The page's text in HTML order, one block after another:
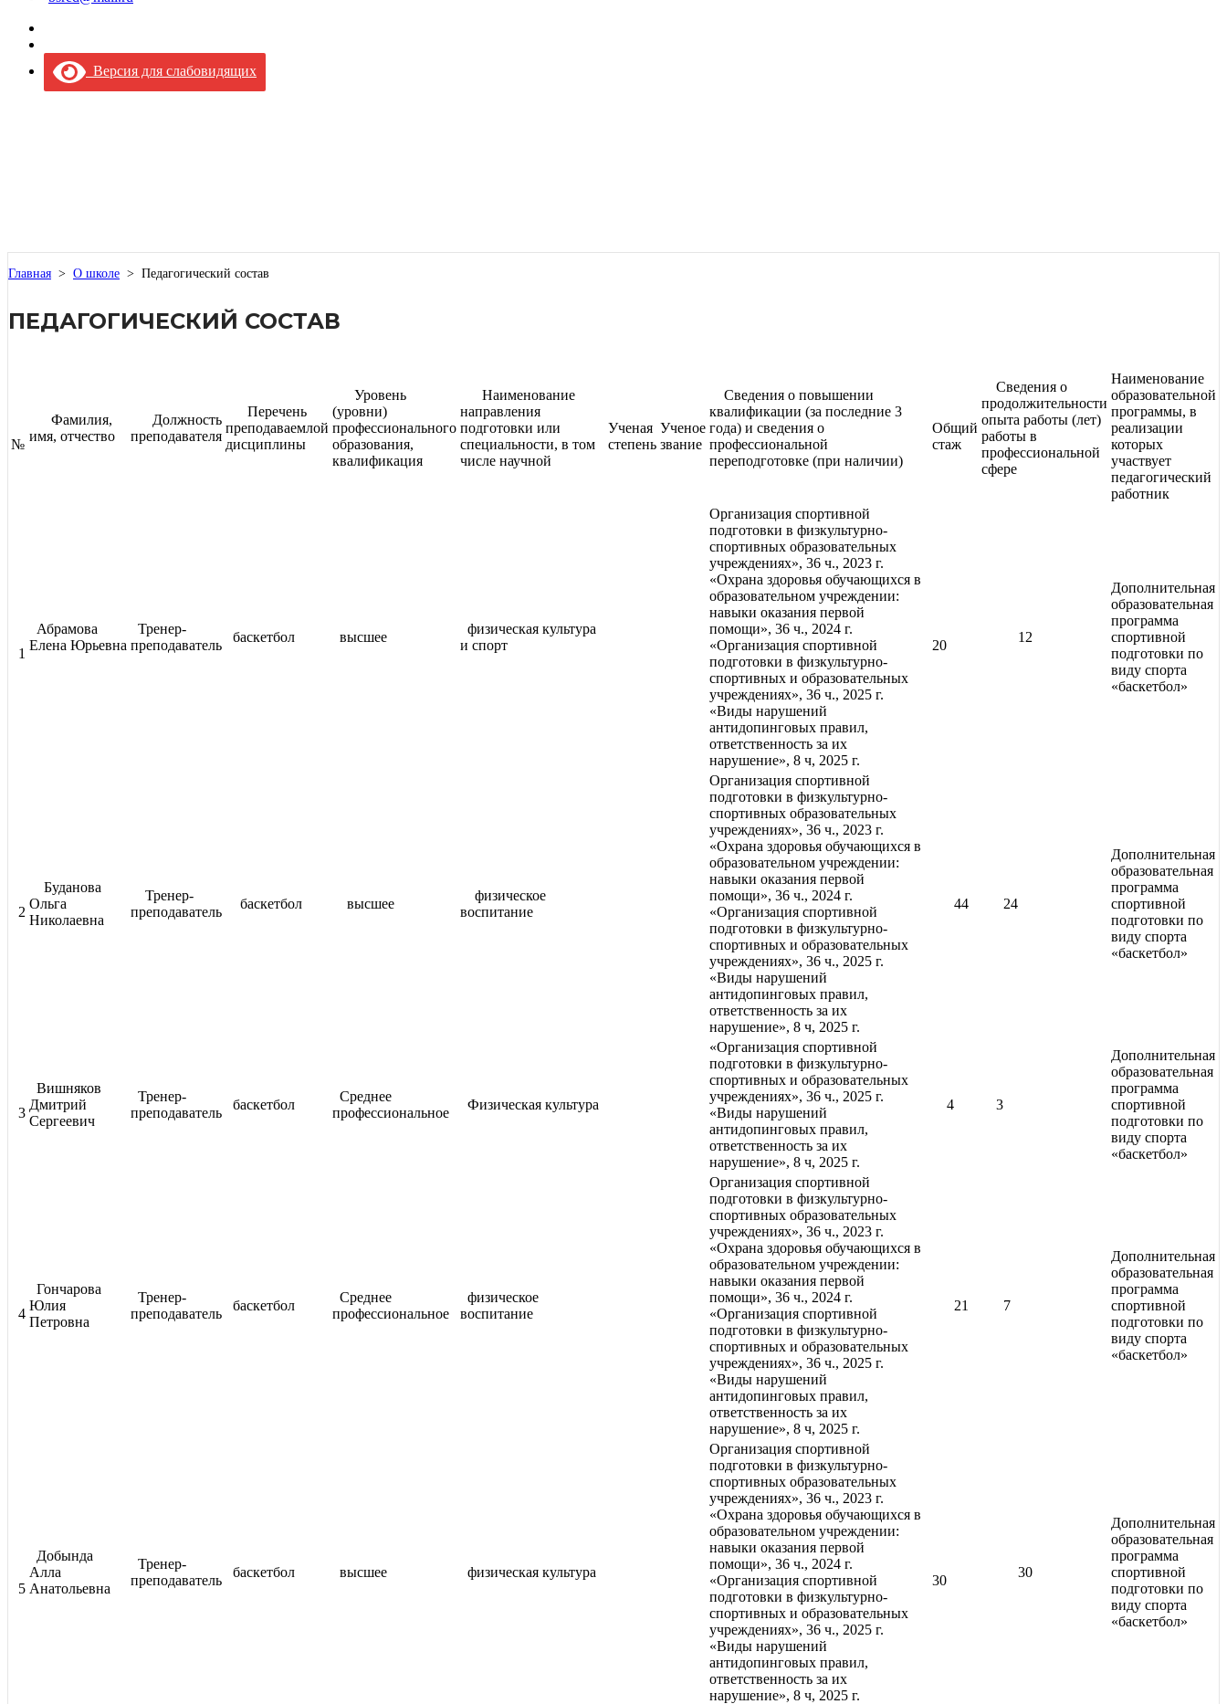
Версия для слабовидящих
Главная > О школе > Педагогический состав
ПЕДАГОГИЧЕСКИЙ СОСТАВ
№
Фамилия,
имя, отчество
Должность
преподавателя
Перечень
преподаваемлой
дисциплины
Уровень
(уровни)
профессионального
образования,
квалификация
Наименование
направления
подготовки или
специальности, в том
числе научной
Ученая
степень
Ученое
звание
Сведения о повышении
квалификации (за последние 3
года) и сведения о
профессиональной
переподготовке (при наличии)
Общий
стаж
Сведения о
продолжительности
опыта работы (лет)
работы в
профессиональной
сфере
Наименование
образовательной
программы, в
реализации
которых
участвует
педагогический
работник
1
Абрамова
Елена Юрьевна
Тренер-
преподаватель
баскетбол высшее
физическая культура
и спорт
Организация спортивной
подготовки в физкультурно-
спортивных образовательных
учреждениях», 36 ч., 2023 г.
«Охрана здоровья обучающихся в
образовательном учреждении:
навыки оказания первой
помощи», 36 ч., 2024 г.
«Организация спортивной
подготовки в физкультурно-
спортивных и образовательных
учреждениях», 36 ч., 2025 г.
«Виды нарушений
антидопинговых правил,
ответственность за их
нарушение», 8 ч, 2025 г.
20
12
Дополнительная
образовательная
программа
спортивной
подготовки по
виду спорта
«баскетбол»
2
Буданова
Ольга
Николаевна
Тренер-
преподаватель
баскетбол высшее
физическое
воспитание
Организация спортивной
подготовки в физкультурно-
спортивных образовательных
учреждениях», 36 ч., 2023 г.
«Охрана здоровья обучающихся в
образовательном учреждении:
навыки оказания первой
помощи», 36 ч., 2024 г.
«Организация спортивной
подготовки в физкультурно-
спортивных и образовательных
учреждениях», 36 ч., 2025 г.
«Виды нарушений
антидопинговых правил,
ответственность за их
нарушение», 8 ч, 2025 г.
44 24
Дополнительная
образовательная
программа
спортивной
подготовки по
виду спорта
«баскетбол»
3
Вишняков
Дмитрий
Сергеевич
Тренер-
преподаватель
баскетбол
Среднее
профессиональное
Физическая культура
«Организация спортивной
подготовки в физкультурно-
спортивных и образовательных
учреждениях», 36 ч., 2025 г.
«Виды нарушений
антидопинговых правил,
ответственность за их
нарушение», 8 ч, 2025 г.
4 3
Дополнительная
образовательная
программа
спортивной
подготовки по
виду спорта
«баскетбол»
4
Гончарова
Юлия
Петровна
Тренер-
преподаватель
баскетбол
Среднее
профессиональное
физическое
воспитание
Организация спортивной
подготовки в физкультурно-
спортивных образовательных
учреждениях», 36 ч., 2023 г.
«Охрана здоровья обучающихся в
образовательном учреждении:
навыки оказания первой
помощи», 36 ч., 2024 г.
«Организация спортивной
подготовки в физкультурно-
спортивных и образовательных
учреждениях», 36 ч., 2025 г.
«Виды нарушений
антидопинговых правил,
ответственность за их
нарушение», 8 ч, 2025 г.
21 7
Дополнительная
образовательная
программа
спортивной
подготовки по
виду спорта
«баскетбол»
5
Добында
Алла
Анатольевна
Тренер-
преподаватель
баскетбол высшее физическая культура
Организация спортивной
подготовки в физкультурно-
спортивных образовательных
учреждениях», 36 ч., 2023 г.
«Охрана здоровья обучающихся в
образовательном учреждении:
навыки оказания первой
помощи», 36 ч., 2024 г.
«Организация спортивной
подготовки в физкультурно-
спортивных и образовательных
учреждениях», 36 ч., 2025 г.
«Виды нарушений
антидопинговых правил,
ответственность за их
нарушение», 8 ч, 2025 г.
30
30
Дополнительная
образовательная
программа
спортивной
подготовки по
виду спорта
«баскетбол»